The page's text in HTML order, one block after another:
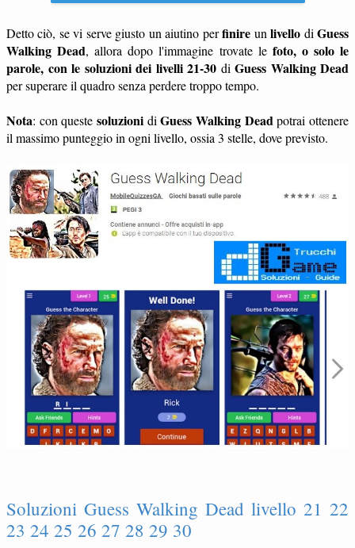
Detto ciò, se vi serve giusto un aiutino perfinire unlivello diGuess
Walking Dead, allora dopo l'immagine trovate le foto, o solo le
parole, con le soluzioni dei livelli 21-30 di Guess Walking Dead
per superare il quadro senza perdere troppo tempo.
Nota: con queste soluzioni diGuess Walking Dead potrai ottenere
il massimo punteggio in ogni livello, ossia 3 stelle, dove previsto.
Soluzioni Guess Walking Dead livello 21 22
23 24 25 26 27 28 29 30